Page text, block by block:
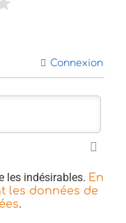
Connexion
les indésirables. En
les données de
.